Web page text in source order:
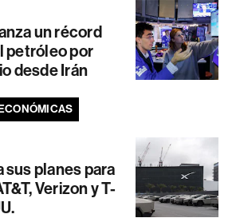
un récord
petróleo por
desde Irán
planes para
Verizon y T-